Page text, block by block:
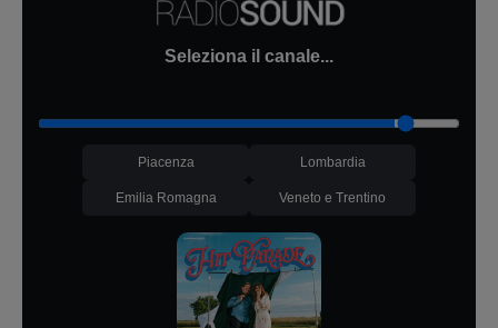
Seleziona il canale...
Piacenza Lombardia
Emilia Romagna Veneto e Trentino